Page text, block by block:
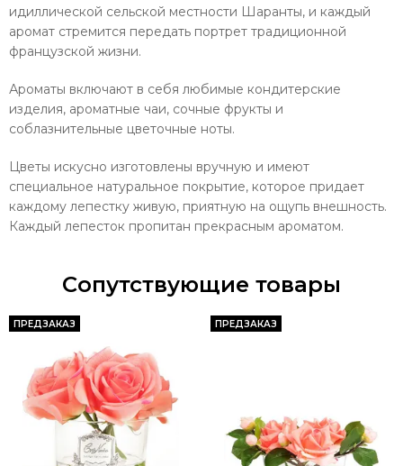
идиллической сельской местности Шаранты, и каждый
аромат стремится передать портрет традиционной
французской жизни.
Ароматы включают в себя любимые кондитерские
изделия, ароматные чаи, сочные фрукты и
соблазнительные цветочные ноты.
Цветы искусно изготовлены вручную и имеют
специальное натуральное покрытие, которое придает
каждому лепестку живую, приятную на ощупь внешность.
Каждый лепесток пропитан прекрасным ароматом.
Сопутствующие товары
ПРЕДЗАКАЗ ПРЕДЗАКАЗ